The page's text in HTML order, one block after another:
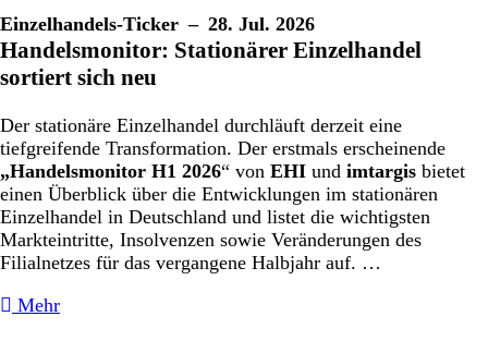
Einzelhandels-Ticker – 28. Jul. 2026
Handelsmonitor: Stationärer Einzelhandel
sortiert sich neu
Der stationäre Einzelhandel durchläuft derzeit eine
tiefgreifende Transformation. Der erstmals erscheinende
„Handelsmonitor H1 2026“ von EHI und imtargis bietet
einen Überblick über die Entwicklungen im stationären
Einzelhandel in Deutschland und listet die wichtigsten
Markteintritte, Insolvenzen sowie Veränderungen des
Filialnetzes für das vergangene Halbjahr auf. …
Mehr